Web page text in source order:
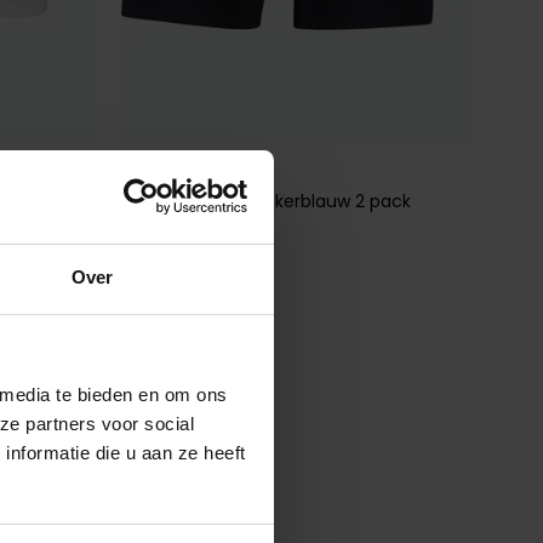
Over
te bieden en om ons
partners voor social
die u aan ze heeft
Slater
Boxershorts donkerblauw 2 pack